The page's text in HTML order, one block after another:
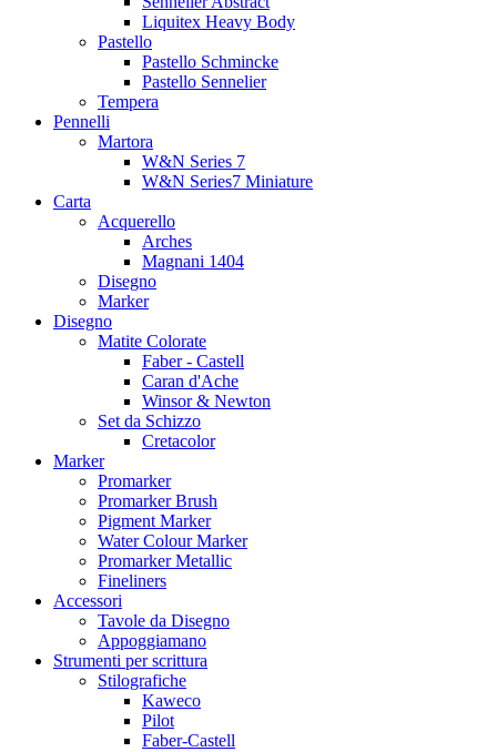
Liquitex Heavy Body
Pastello
Pastello Schmincke
Pastello Sennelier
Tempera
Pennelli
Martora
W&N Series 7
W&N Series7 Miniature
Carta
Acquerello
Arches
Magnani 1404
Disegno
Marker
Disegno
Matite Colorate
Faber - Castell
Caran d'Ache
Winsor & Newton
Set da Schizzo
Cretacolor
Marker
Promarker
Promarker Brush
Pigment Marker
Water Colour Marker
Promarker Metallic
Fineliners
Accessori
Tavole da Disegno
Appoggiamano
Strumenti per scrittura
Stilografiche
Kaweco
Pilot
Faber-Castell